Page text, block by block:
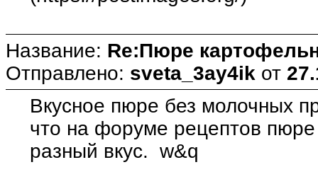
Название: Re:Пюре
Отправлено: sveta_3ay4ik от
Вкусное пюре без молочных
что на форуме рецептов пюре
разный вкус. w&q